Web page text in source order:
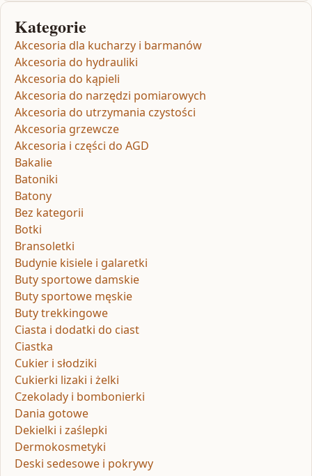
Kategorie
Akcesoria dla kucharzy i barmanów
Akcesoria do hydrauliki
Akcesoria do kąpieli
Akcesoria do narzędzi pomiarowych
Akcesoria do utrzymania czystości
Akcesoria grzewcze
Akcesoria i części do AGD
Bakalie
Batoniki
Batony
Bez kategorii
Botki
Bransoletki
Budynie kisiele i galaretki
Buty sportowe damskie
Buty sportowe męskie
Buty trekkingowe
Ciasta i dodatki do ciast
Ciastka
Cukier i słodziki
Cukierki lizaki i żelki
Czekolady i bombonierki
Dania gotowe
Dekielki i zaślepki
Dermokosmetyki
Deski sedesowe i pokrywy